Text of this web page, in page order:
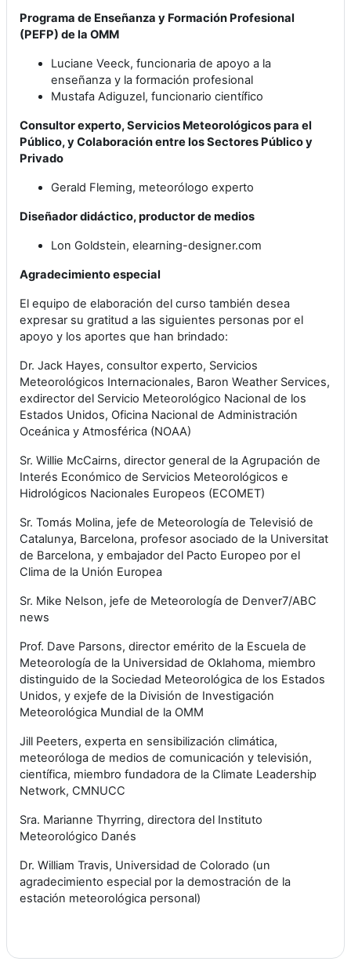
Programa de Enseñanza y Formación Profesional
(PEFP) de la OMM
Luciane Veeck, funcionaria de apoyo a la
enseñanza y la formación profesional
Mustafa Adiguzel, funcionario científico
Consultor experto, Servicios Meteorológicos para el
Público, y Colaboración entre los Sectores Público y
Privado
Gerald Fleming, meteorólogo experto
Diseñador didáctico, productor de medios
Lon Goldstein, elearning-designer.com
Agradecimiento especial
El equipo de elaboración del curso también desea
expresar su gratitud a las siguientes personas por el
apoyo y los aportes que han brindado:
Dr. Jack Hayes, consultor experto, Servicios
Meteorológicos Internacionales, Baron Weather Services,
exdirector del Servicio Meteorológico Nacional de los
Estados Unidos, Oficina Nacional de Administración
Oceánica y Atmosférica (NOAA)
Sr. Willie McCairns, director general de la Agrupación de
Interés Económico de Servicios Meteorológicos e
Hidrológicos Nacionales Europeos (ECOMET)
Sr. Tomás Molina, jefe de Meteorología de Televisió de
Catalunya, Barcelona, profesor asociado de la Universitat
de Barcelona, y embajador del Pacto Europeo por el
Clima de la Unión Europea
Sr. Mike Nelson, jefe de Meteorología de Denver7/ABC
news
Prof. Dave Parsons, director emérito de la Escuela de
Meteorología de la Universidad de Oklahoma, miembro
distinguido de la Sociedad Meteorológica de los Estados
Unidos, y exjefe de la División de Investigación
Meteorológica Mundial de la OMM
Jill Peeters, experta en sensibilización climática,
meteoróloga de medios de comunicación y televisión,
científica, miembro fundadora de la Climate Leadership
Network, CMNUCC
Sra. Marianne Thyrring, directora del Instituto
Meteorológico Danés
Dr. William Travis, Universidad de Colorado (un
agradecimiento especial por la demostración de la
estación meteorológica personal)